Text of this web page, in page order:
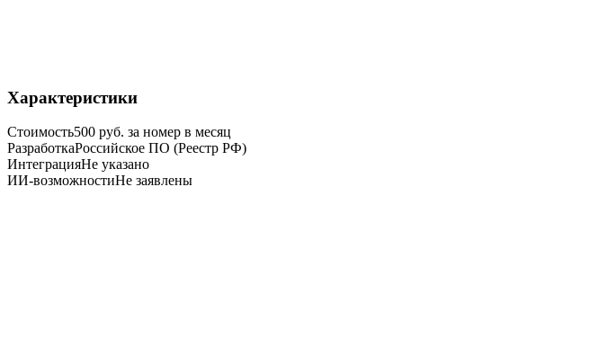
Характеристики
Стоимость500 руб. за номер в месяц
РазработкаРоссийское ПО (Реестр РФ)
ИнтеграцияНе указано
ИИ-возможностиНе заявлены